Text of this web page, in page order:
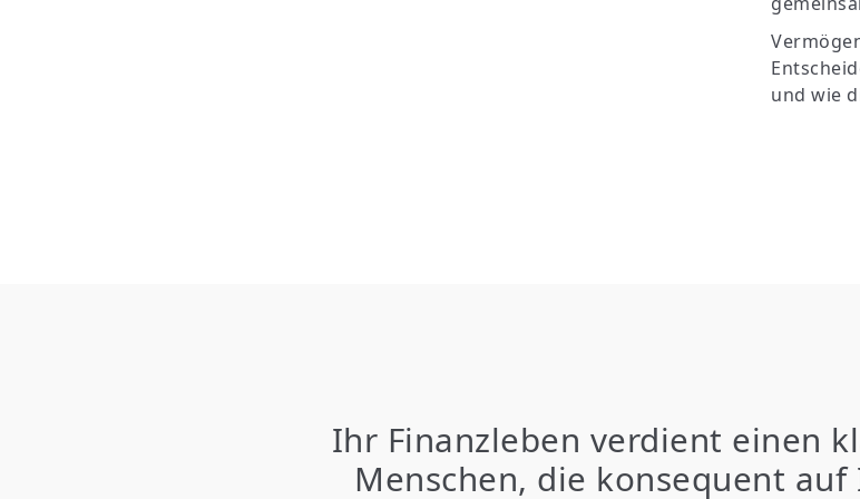
und wie
Ihr Finanzleben verdient einen
Menschen, die konsequent